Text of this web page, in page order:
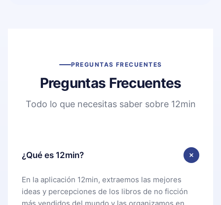
PREGUNTAS FRECUENTES
Preguntas Frecuentes
Todo lo que necesitas saber sobre 12min
¿Qué es 12min?
En la aplicación 12min, extraemos las mejores
ideas y percepciones de los libros de no ficción